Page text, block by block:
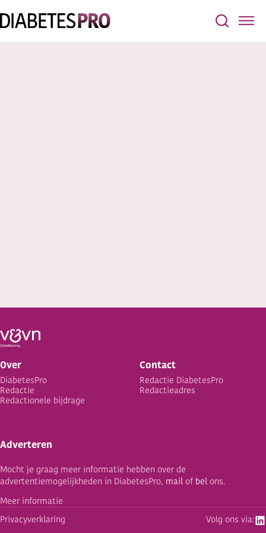
Over
DiabetesPro
Redactie
Redactionele bijdrage
Adverteren
Mocht je graag meer informatie hebben over de
advertentiemogelijkheden in DiabetesPro, mail of bel ons.
Meer informatie
Contact
Redactie DiabetesPro
Redactieadres
Privacyverklaring Volg ons via: